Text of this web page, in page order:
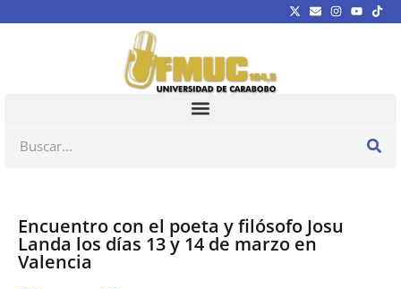
Encuentro con el poeta y filósofo Josu
Landa los días 13 y 14 de marzo en
Valencia